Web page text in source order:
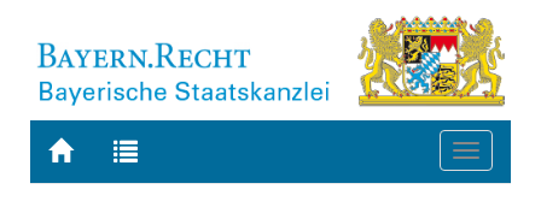
Zur
Zur
Toggle